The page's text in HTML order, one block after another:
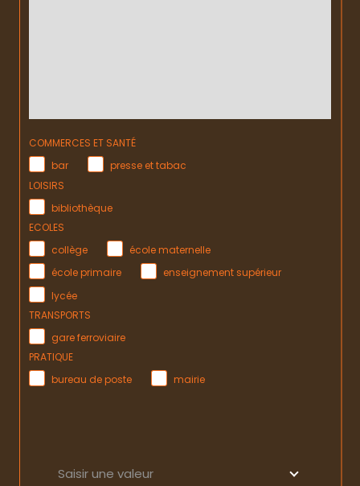
COMMERCES ET SANTÉ
bar
presse et tabac
LOISIRS
bibliothèque
ECOLES
collège
école maternelle
école primaire
enseignement supérieur
lycée
TRANSPORTS
gare ferroviaire
PRATIQUE
bureau de poste
mairie
Saisir une valeur